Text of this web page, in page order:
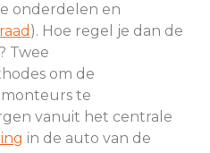
onderdelen en
). Hoe regel je dan de
Twee
om de
te
vanuit het centrale
in de auto van de